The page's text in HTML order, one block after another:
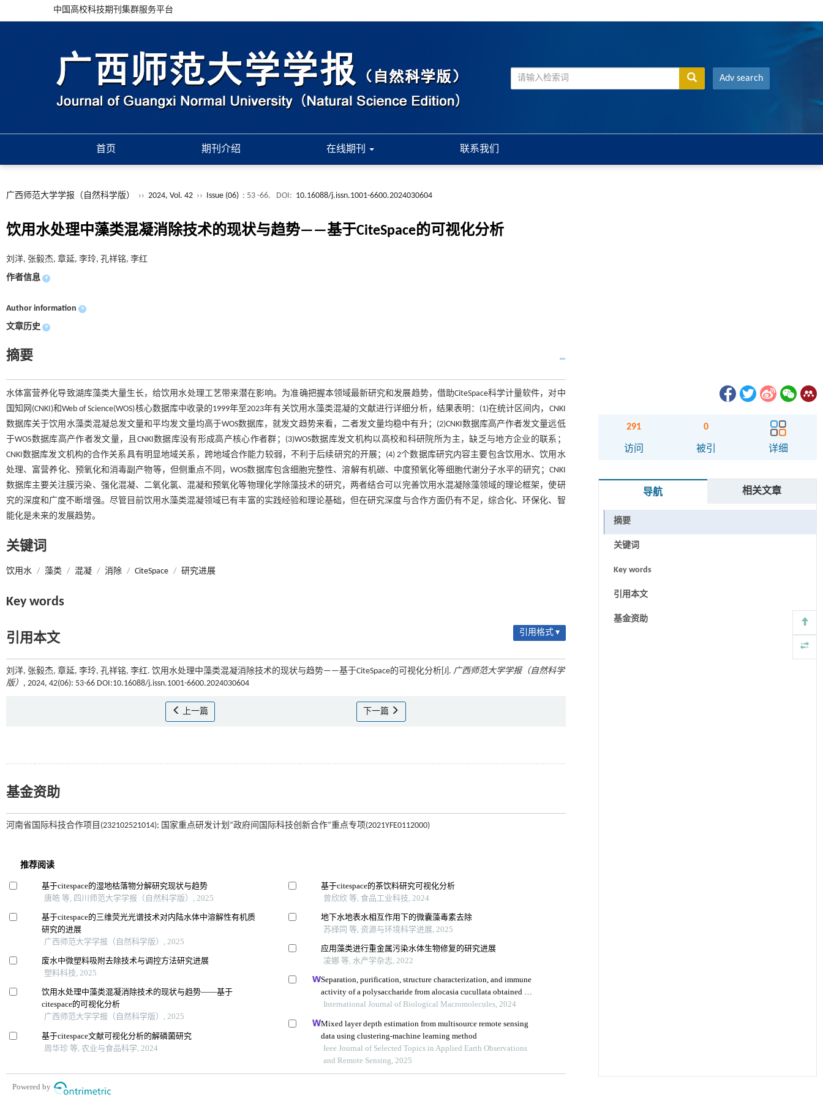
中国高校科技期刊集群服务平台
Adv search
首页 期刊介绍 在线期刊 联系我们
广西师范大学学报（自然科学版） ›› 2024, Vol. 42 ›› Issue (06) : 53 -66. DOI: 10.16088/j.issn.1001-6600.2024030604
饮用水处理中藻类混凝消除技术的现状与趋势——基于CiteSpace的可视化分析
刘洋, 张毅杰, 章延, 李玲, 孔祥铭, 李红
作者信息 +
Author information +
文章历史 +
摘要
水体富营养化导致湖库藻类大量生长，给饮用水处理工艺带来潜在影响。为准确把握本领域最新研究和发展趋势，借助CiteSpace科学计量软件，对中
国知网(CNKI)和Web of Science(WOS)核心数据库中收录的1999年至2023年有关饮用水藻类混凝的文献进行详细分析，结果表明：(1)在统计区间内，CNKI
数据库关于饮用水藻类混凝总发文量和平均发文量均高于WOS数据库，就发文趋势来看，二者发文量均稳中有升；(2)CNKI数据库高产作者发文量远低
于WOS数据库高产作者发文量，且CNKI数据库没有形成高产核心作者群；(3)WOS数据库发文机构以高校和科研院所为主，缺乏与地方企业的联系；
CNKI数据库发文机构的合作关系具有明显地域关系，跨地域合作能力较弱，不利于后续研究的开展；(4) 2个数据库研究内容主要包含饮用水、饮用水
处理、富营养化、预氧化和消毒副产物等，但侧重点不同，WOS数据库包含细胞完整性、溶解有机碳、中度预氧化等细胞代谢分子水平的研究；CNKI
数据库主要关注膜污染、强化混凝、二氧化氯、混凝和预氧化等物理化学除藻技术的研究，两者结合可以完善饮用水混凝除藻领域的理论框架，使研
究的深度和广度不断增强。尽管目前饮用水藻类混凝领域已有丰富的实践经验和理论基础，但在研究深度与合作方面仍有不足，综合化、环保化、智
能化是未来的发展趋势。
关键词
饮用水 / 藻类 / 混凝 / 消除 / CiteSpace / 研究进展
Key words
引用本文 引用格式 ▾
刘洋, 张毅杰, 章延, 李玲, 孔祥铭, 李红. 饮用水处理中藻类混凝消除技术的现状与趋势——基于CiteSpace的可视化分析[J]. 广西师范大学学报（自然科学
版） , 2024, 42(06): 53-66 DOI:10.16088/j.issn.1001-6600.2024030604
上一篇 下一篇
基金资助
河南省国际科技合作项目(232102521014); 国家重点研发计划“政府间国际科技创新合作”重点专项(2021YFE0112000)
291
访问
0
被引 详细
导航 相关文章
摘要
关键词
Key words
引用本文
基金资助